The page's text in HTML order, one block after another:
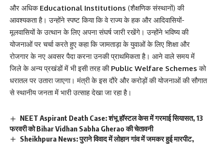
और अधिक Educational Institutions (शैक्षणिक संस्थानों) की
आवश्यकता है। उन्होंने स्पष्ट किया कि वे राज्य के हक और आदिवासियों-
मूलवासियों के उत्थान के लिए अपना संघर्ष जारी रखेंगे। उन्होंने भविष्य की
योजनाओं पर चर्चा करते हुए कहा कि जामताड़ा के युवाओं के लिए शिक्षा और
रोजगार के नए अवसर पैदा करना उनकी प्राथमिकता है। आने वाले समय में
जिले के अन्य प्रखंडों में भी इसी तरह की Public Welfare Schemes को
धरातल पर उतारा जाएगा। मंत्री के इस दौरे और करोड़ों की योजनाओं की सौगात
से स्थानीय जनता में भारी उत्साह देखा जा रहा है।
NEET Aspirant Death Case: शंभू हॉस्टल केस में गरमाई सियासत, 13
फरवरी को Bihar Vidhan Sabha Gherao की चेतावनी
Sheikhpura News: पुराने विवाद में लोहान गांव में जमकर हुई मारपीट,